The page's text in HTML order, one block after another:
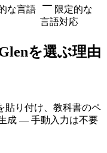
な言語
限定的な
言語対応
を選ぶ理由
貼り付け、教科書のペ
成 — 手動入力は不要